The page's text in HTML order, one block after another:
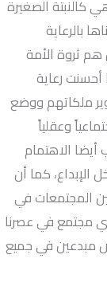
الصغيرة
بالرعاية
هم ثروة الأمة
أحسنت رعاية
ملكاتهم ووضع
وعقلياً
أيضا الاهتمام
الإبداع، كما أن
المجتمعات في
مجتمع في عصرنا
مبدعين في جميع